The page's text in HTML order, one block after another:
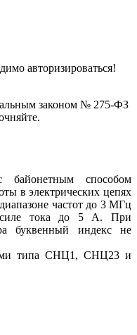
авторизироваться!
законом № 275-ФЗ
способом
в электрических цепях
частот до 3 МГц
тока до 5 А. При
буквенный индекс не
типа СНЦ1, СНЦ23 и